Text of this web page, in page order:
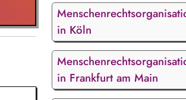
in Köln
in Frankfurt am Main